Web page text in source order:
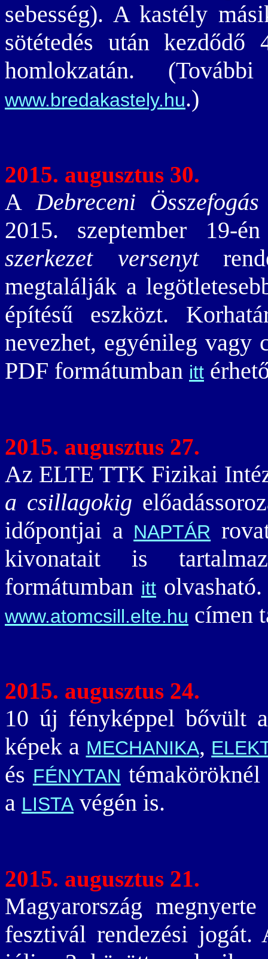
sebesség). A kastély
sötétedés után kezdődő
homlokzatán.
www.bredakastely.hu.)
2015. augusztus 30.
ADebreceni
2015. szeptember 19-
szerkezet versenyt
megtalálják a
építésű eszközt.
nevezhet, egyénileg vagy
PDF formátumban itt
2015. augusztus 27.
Az ELTE TTK Fizikai
a csillagokig
időpontjai a NAPTÁR
kivonatait is
formátumban itt
www.atomcsill.elte.hu címen
2015. augusztus 24.
10 új fényképpel bővült
képek a MECHANIKA,
és FÉNYTAN
a LISTAvégén is.
2015. augusztus 21.
Magyarország
fesztivál rendezési